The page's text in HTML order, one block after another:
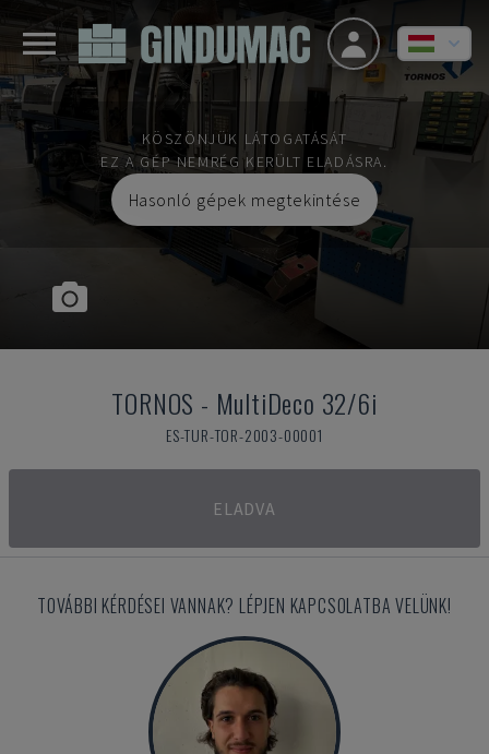
KÖSZÖNJÜK LÁTOGATÁSÁT
EZ A GÉP NEMRÉG KERÜLT ELADÁSRA.
Hasonló gépek megtekintése
TORNOS - MultiDeco 32/6i
ES-TUR-TOR-2003-00001
ELADVA
TOVÁBBI KÉRDÉSEI VANNAK? LÉPJEN KAPCSOLATBA VELÜNK!